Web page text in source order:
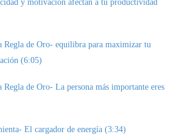
y motivación afectan a tu productividad
Regla de Oro- equilibra para maximizar tu
(6:05)
Regla de Oro- La persona más importante eres
El cargador de energía (3:34)